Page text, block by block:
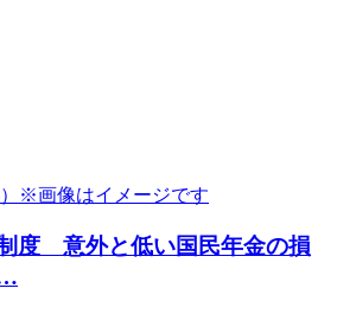
度 意外と低い国民年金の損